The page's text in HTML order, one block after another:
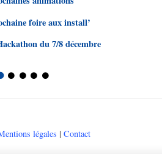
foire aux install’
du 7/8 décembre
2 3 4 5
légales |Contact